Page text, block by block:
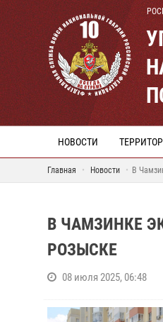
НОВОСТИ
Главная Новости В
В ЧАМЗИНКЕ
РОЗЫСКЕ
08 июля 2025, 06:48